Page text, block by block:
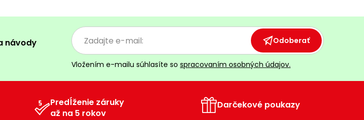
návody Odoberať
Vložením e-mailu súhlasíte so spracovaním osobných údajov.
Predĺženie záruky
až na 5 rokov
Darčekové poukazy